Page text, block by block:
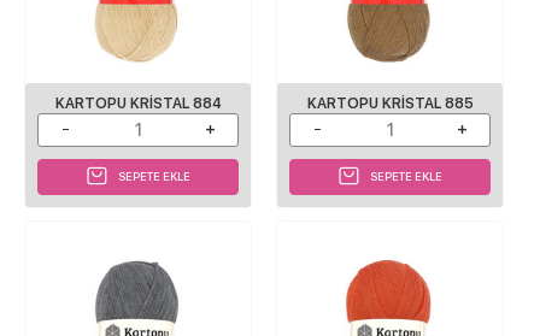
KARTOPU KRISTAL 884
SEPETE EKLE
KARTOPU KRISTAL 885
SEPETE EKLE